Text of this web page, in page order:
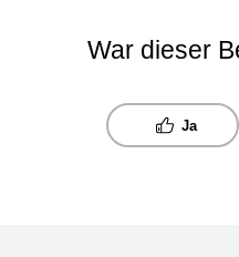
War dieser
Ja